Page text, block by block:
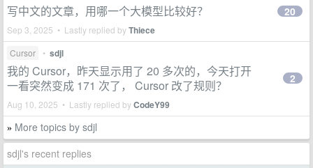
写中文的文章，用哪一个大模型比较好？
Sep 3, 2025 • Lastly replied byThiece
20
Cursor • sdjl
我的 Cursor，昨天显示用了 20 多次的，今天打开
一看突然变成 171 次了， Cursor 改了规则？
Aug 10, 2025 • Lastly replied byCodeY99
2
» More topics by sdjl
sdjl's recent replies